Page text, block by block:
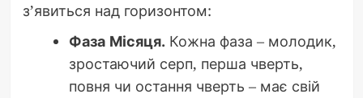
з’явиться над горизонтом:
Фаза Місяця. Кожна фаза – молодик,
зростаючий серп, перша чверть,
повня чи остання чверть – має свій